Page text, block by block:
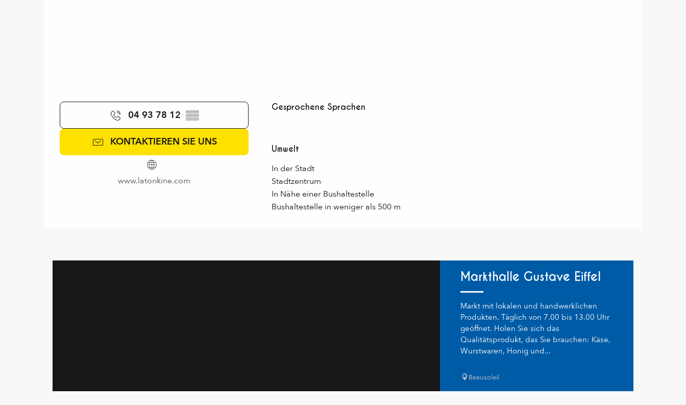
04 93 78 12 ▒▒
KONTAKTIEREN SIE UNS
www.latonkine.com
Gesprochene Sprachen
Gesprochene Sprachen
Umwelt
Umwelt
In der Stadt
Stadtzentrum
In Nähe einer Bushaltestelle
Bushaltestelle in weniger als 500 m
Markthalle Gustave Eiffel
Markt mit lokalen und handwerklichen
Produkten. Täglich von 7.00 bis 13.00 Uhr
geöffnet. Holen Sie sich das
Qualitätsprodukt, das Sie brauchen: Käse,
Wurstwaren, Honig und...
Beausoleil